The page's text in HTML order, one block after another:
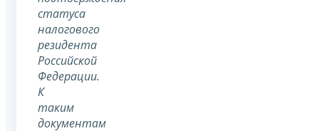
статуса
налогового
резидента
Российской
Федерации.
К
таким
документам